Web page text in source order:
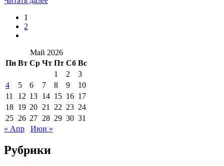
1
2
Май 2026
Пн Вт Ср Чт Пт Сб Вс
1
2
3
4
5 6 7 8 9
10
11
12 13 14 15 16 17
18 19 20 21 22 23 24
25 26 27 28 29 30 31
« Апр
Июн »
Рубрики